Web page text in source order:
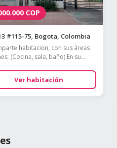
COP
#115-75, Bogota, Colombia
habitacion, con sus áreas
(Cocina, sala, baño) En su...
Ver habitación